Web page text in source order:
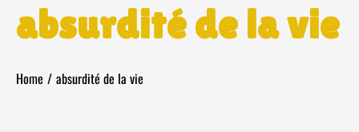
absurdité de la vie
Home absurdité de la vie